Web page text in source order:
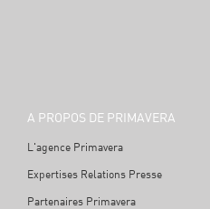
A PROPOS DE PRIMAVERA
L'agence Primavera
Expertises Relations Presse
Partenaires Primavera